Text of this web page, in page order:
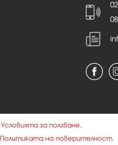
Условията за ползване.
Политиката на поверителност.